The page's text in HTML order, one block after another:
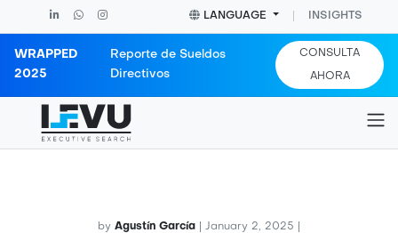
LANGUAGE INSIGHTS
WRAPPED
2025
Reporte de Sueldos
Directivos
CONSULTA
AHORA
Blog post Blog post
by Agustín García | January 2, 2025 |